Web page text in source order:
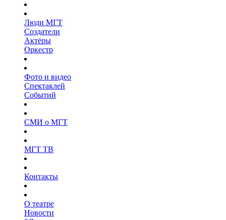
Люди МГТ
Создатели
Актёры
Оркестр
Фото и видео
Спектаклей
Событий
СМИ о МГТ
МГТ ТВ
Контакты
О театре
Новости